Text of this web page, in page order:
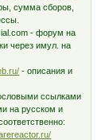
сумма сборов,
- форум на
через имул. на
- описания и
ссылками
на русском и